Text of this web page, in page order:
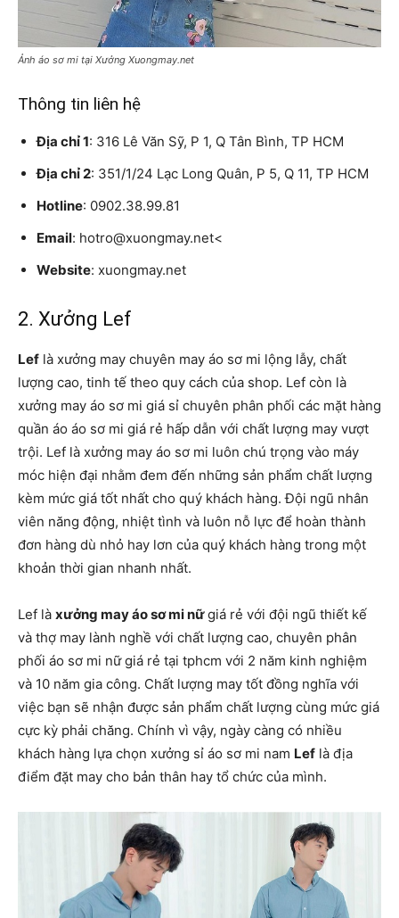
Ảnh áo sơ mi tại Xưởng Xuongmay.net
Thông tin liên hệ
Địa chỉ 1: 316 Lê Văn Sỹ, P 1, Q Tân Bình, TP HCM
Địa chỉ 2: 351/1/24 Lạc Long Quân, P 5, Q 11, TP HCM
Hotline: 0902.38.99.81
Email: hotro@xuongmay.net<
Website: xuongmay.net
2. Xưởng Lef
Lef là xưởng may chuyên may áo sơ mi lộng lẫy, chất
lượng cao, tinh tế theo quy cách của shop. Lef còn là
xưởng may áo sơ mi giá sỉ chuyên phân phối các mặt hàng
quần áo áo sơ mi giá rẻ hấp dẫn với chất lượng may vượt
trội. Lef là xưởng may áo sơ mi luôn chú trọng vào máy
móc hiện đại nhằm đem đến những sản phẩm chất lượng
kèm mức giá tốt nhất cho quý khách hàng. Đội ngũ nhân
viên năng động, nhiệt tình và luôn nỗ lực để hoàn thành
đơn hàng dù nhỏ hay lơn của quý khách hàng trong một
khoản thời gian nhanh nhất.
Lef là xưởng may áo sơ mi nữgiá rẻ với đội ngũ thiết kế
và thợ may lành nghề với chất lượng cao, chuyên phân
phối áo sơ mi nữ giá rẻ tại tphcm với 2 năm kinh nghiệm
và 10 năm gia công. Chất lượng may tốt đồng nghĩa với
việc bạn sẽ nhận được sản phẩm chất lượng cùng mức giá
cực kỳ phải chăng. Chính vì vậy, ngày càng có nhiều
khách hàng lựa chọn xưởng sỉ áo sơ mi nam Lef là địa
điểm đặt may cho bản thân hay tổ chức của mình.